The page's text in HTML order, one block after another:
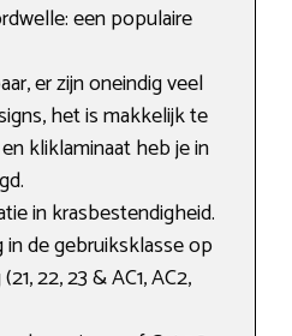
een populaire
er zijn oneindig veel
het is makkelijk te
kliklaminaat heb je in
in krasbestendigheid.
in de gebruiksklasse op
22, 23 & AC1, AC2,